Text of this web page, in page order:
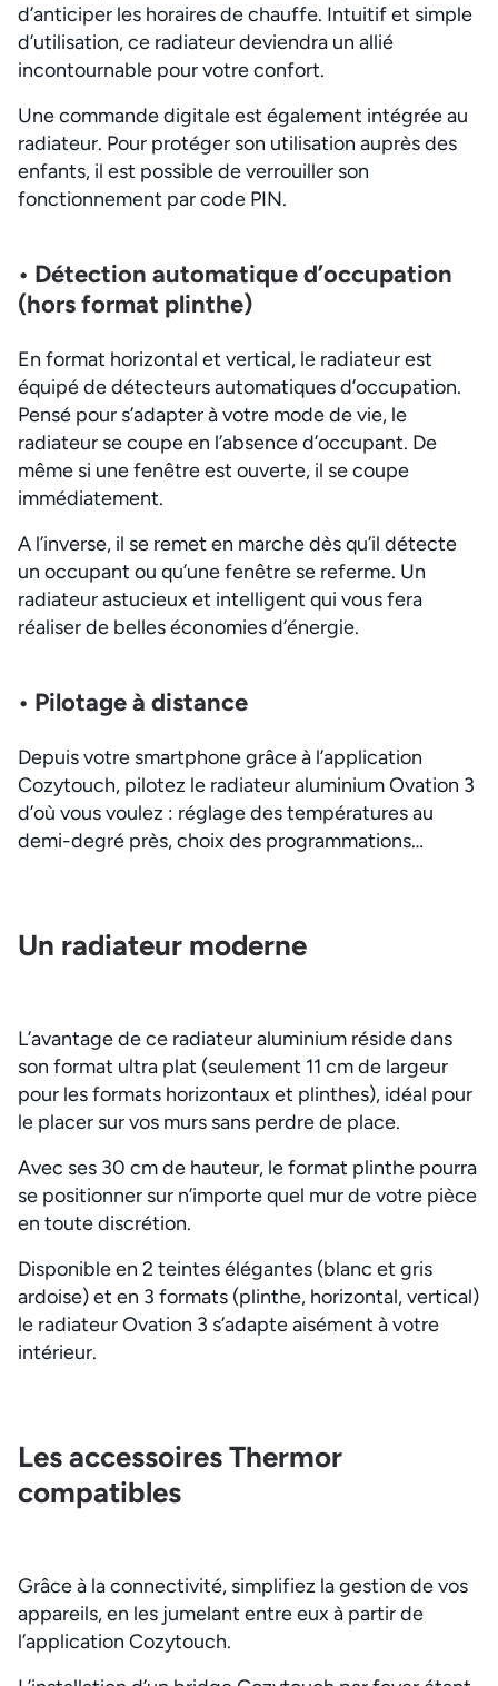
d’anticiper les horaires de chauffe. Intuitif et simple
d’utilisation, ce radiateur deviendra un allié
incontournable pour votre confort.
Une commande digitale est également intégrée au
radiateur. Pour protéger son utilisation auprès des
enfants, il est possible de verrouiller son
fonctionnement par code PIN.
• Détection automatique d’occupation
(hors format plinthe)
En format horizontal et vertical, le radiateur est
équipé de détecteurs automatiques d’occupation.
Pensé pour s’adapter à votre mode de vie, le
radiateur se coupe en l’absence d’occupant. De
même si une fenêtre est ouverte, il se coupe
immédiatement.
A l’inverse, il se remet en marche dès qu’il détecte
un occupant ou qu’une fenêtre se referme. Un
radiateur astucieux et intelligent qui vous fera
réaliser de belles économies d’énergie.
• Pilotage à distance
Depuis votre smartphone grâce à l’application
Cozytouch, pilotez le radiateur aluminium Ovation 3
d’où vous voulez : réglage des températures au
demi-degré près, choix des programmations…
Un radiateur moderne
L’avantage de ce radiateur aluminium réside dans
son format ultra plat (seulement 11 cm de largeur
pour les formats horizontaux et plinthes), idéal pour
le placer sur vos murs sans perdre de place.
Avec ses 30 cm de hauteur, le format plinthe pourra
se positionner sur n’importe quel mur de votre pièce
en toute discrétion.
Disponible en 2 teintes élégantes (blanc et gris
ardoise) et en 3 formats (plinthe, horizontal, vertical)
le radiateur Ovation 3 s’adapte aisément à votre
intérieur.
Les accessoires Thermor
compatibles
Grâce à la connectivité, simplifiez la gestion de vos
appareils, en les jumelant entre eux à partir de
l’application Cozytouch.